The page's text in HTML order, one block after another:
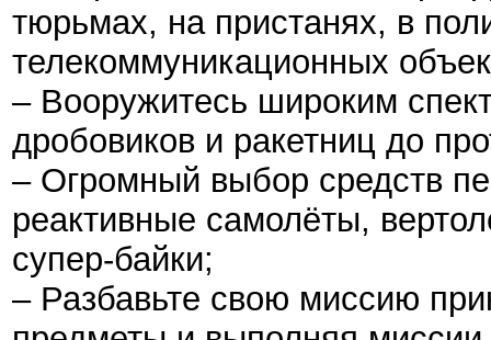
тюрьмах, на пристанях, в
телекоммуникационных
– Вооружитесь широким
дробовиков и ракетниц до
– Огромный выбор средств
реактивные самолёты,
супер-байки;
– Разбавьте свою миссию